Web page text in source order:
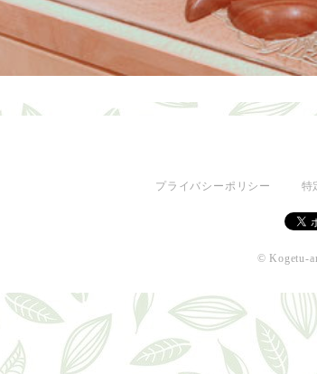
プライバシーポリシー 特
© Kogetu-